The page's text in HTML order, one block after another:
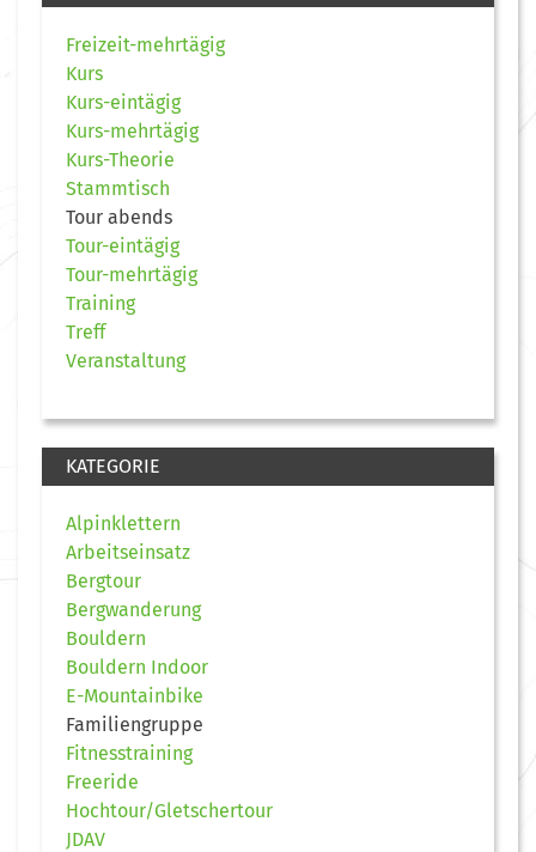
Freizeit-mehrtägig
Kurs
Kurs-eintägig
Kurs-mehrtägig
Kurs-Theorie
Stammtisch
Tour abends
Tour-eintägig
Tour-mehrtägig
Training
Treff
Veranstaltung
KATEGORIE
Alpinklettern
Arbeitseinsatz
Bergtour
Bergwanderung
Bouldern
Bouldern Indoor
E-Mountainbike
Familiengruppe
Fitnesstraining
Freeride
Hochtour/Gletschertour
JDAV